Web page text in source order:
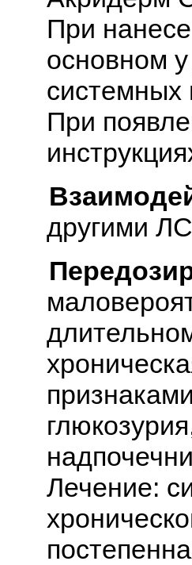
При
основном
системных
При
другими
Лечение: